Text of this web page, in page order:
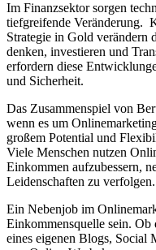
Im Finanzsektor sorgen
tiefgreifende Veränderung.
Strategie in Gold verändern
denken, investieren und
erfordern diese
und Sicherheit.
Das Zusammenspiel von
wenn es um
großem Potential und
Viele Menschen nutzen
Einkommen aufzubessern,
Leidenschaften zu verfolgen.
Ein Nebenjob im
Einkommensquelle sein.
eines eigenen Blogs, Social